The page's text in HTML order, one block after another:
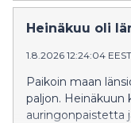
Heinäkuu oli
1.8.2026 12:24:04 EEST
Paikoin maan
paljon. Heinäkuun
auringonpaistetta